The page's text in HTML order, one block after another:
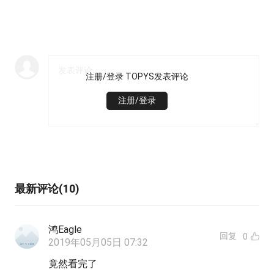
注册/登录 TOPYS发表评论
注册/登录
最新评论(10)
鸿Eagle
2019年05月05日 07:32
回复 0
竟然看完了